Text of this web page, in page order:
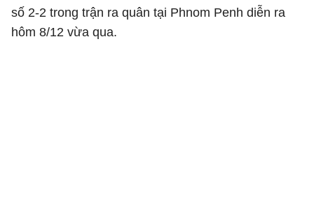
số 2-2 trong trận ra quân tại Phnom Penh diễn ra
hôm 8/12 vừa qua.